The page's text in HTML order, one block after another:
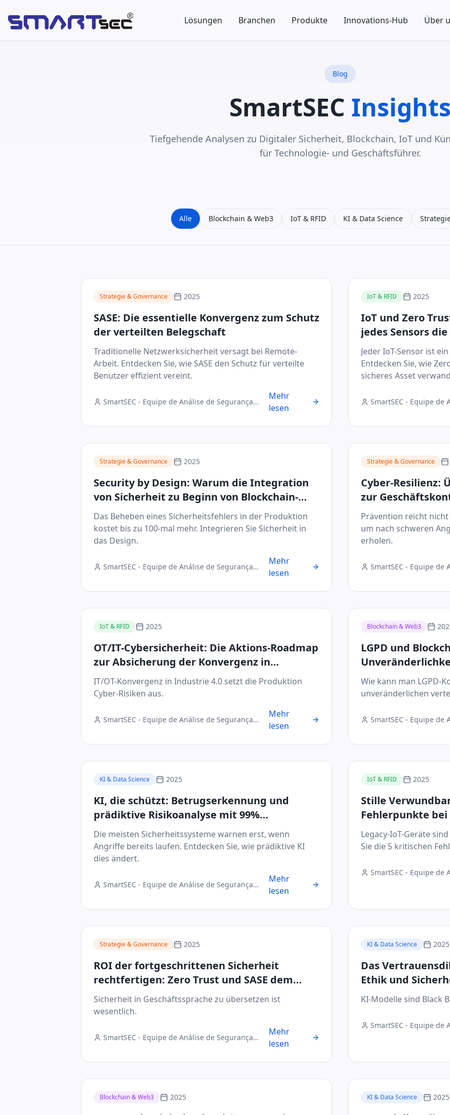
Lösungen Branchen Produkte Innovations-Hub Über
Blog
SmartSEC Insights
Tiefgehende Analysen zu Digitaler Sicherheit, Blockchain, IoT und
für Technologie- und Geschäftsführer.
Alle Blockchain & Web3 IoT & RFID KI & Data Science
Strategie & Governance 2025
SASE: Die essentielle Konvergenz zum Schutz
der verteilten Belegschaft
Traditionelle Netzwerksicherheit versagt bei Remote-
Arbeit. Entdecken Sie, wie SASE den Schutz für verteilte
Benutzer effizient vereint.
SmartSEC - Equipe de Análise de Segurança
Mehr
lesen
IoT & RFID 2025
IoT und Zero
jedes Sensors
Jeder IoT-Sensor ist
Entdecken Sie, wie
sicheres Asset
SmartSEC - Equipe de
Strategie & Governance 2025
Security by Design: Warum die Integration
von Sicherheit zu Beginn von Blockchain-
und IoT-Projekten den TCO reduziert
Das Beheben eines Sicherheitsfehlers in der Produktion
kostet bis zu 100-mal mehr. Integrieren Sie Sicherheit in
das Design.
SmartSEC - Equipe de Análise de Segurança
Mehr
lesen
Strategie & Governance
Cyber-Resilienz:
zur
Prävention reicht nicht
um nach schweren
erholen.
SmartSEC - Equipe de
IoT & RFID 2025
OT/IT-Cybersicherheit: Die Aktions-Roadmap
zur Absicherung der Konvergenz in
Industrie 4.0
IT/OT-Konvergenz in Industrie 4.0 setzt die Produktion
Cyber-Risiken aus.
SmartSEC - Equipe de Análise de Segurança
Mehr
lesen
Blockchain & Web3
LGPD und
in B2B-
Wie kann man LGPD-
unveränderlichen
SmartSEC - Equipe de
KI & Data Science 2025
KI, die schützt: Betrugserkennung und
prädiktive Risikoanalyse mit 99%
Genauigkeit
Die meisten Sicherheitssysteme warnen erst, wenn
Angriffe bereits laufen. Entdecken Sie, wie prädiktive KI
dies ändert.
SmartSEC - Equipe de Análise de Segurança
Mehr
lesen
IoT & RFID 2025
Stille
Fehlerpunkte bei
Legacy-IoT-Geräte
Sie die 5 kritischen
SmartSEC - Equipe de
Strategie & Governance 2025
ROI der fortgeschrittenen Sicherheit
rechtfertigen: Zero Trust und SASE dem
Vorstand präsentieren
Sicherheit in Geschäftssprache zu übersetzen ist
wesentlich.
SmartSEC - Equipe de Análise de Segurança
Mehr
lesen
KI & Data Science 2025
Das
Ethik und
KI-Modelle sind Black
SmartSEC - Equipe de
Blockchain & Web3 2025 KI & Data Science 2025